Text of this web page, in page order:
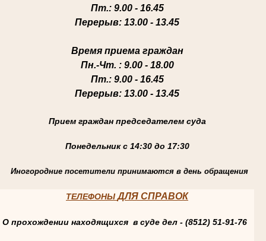
Пт.: 9.00 - 16.45
Перерыв: 13.00 - 13.45
Время приема граждан
Пн.-Чт. : 9.00 - 18.00
Пт.: 9.00 - 16.45
Перерыв: 13.00 - 13.45
Прием граждан председателем суда
Понедельник с 14:30 до 17:30
Иногородние посетители принимаются в день обращения
ТЕЛЕФОНЫДЛЯ СПРАВОК
О прохождении находящихся в суде дел - (8512) 51-91-76